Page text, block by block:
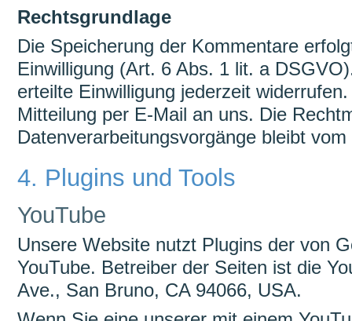
Rechtsgrundlage
Die Speicherung der Kommentare
Einwilligung (Art. 6 Abs. 1 lit. a
erteilte Einwilligung jederzeit
Mitteilung per E-Mail an uns. Die
Datenverarbeitungsvorgänge bleibt
4. Plugins und Tools
YouTube
Unsere Website nutzt Plugins der von
YouTube. Betreiber der Seiten ist die
Ave., San Bruno, CA 94066, USA.